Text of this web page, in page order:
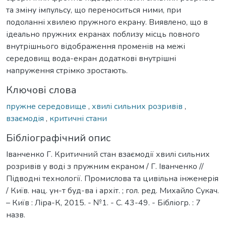
та зміну імпульсу, що переноситься ними, при
подоланні хвилею пружного екрану. Виявлено, що в
ідеально пружних екранах поблизу місць повного
внутрішнього відображення променів на межі
середовищ вода-екран додаткові внутрішні
напруження стрімко зростають.
Ключові слова
пружне середовище , хвилі сильних розривів ,
взаємодія , критичні стани
Бібліографічний опис
Іванченко Г. Критичний стан взаємодії хвилі сильних
розривів у воді з пружним екраном / Г. Іванченко //
Підводні технології. Промислова та цивільна інженерія
/ Київ. нац. ун-т буд-ва і архіт. ; гол. ред. Михайло Сукач.
– Київ : Ліра-К, 2015. - №1. - С. 43-49. - Бібліогр. : 7
назв.